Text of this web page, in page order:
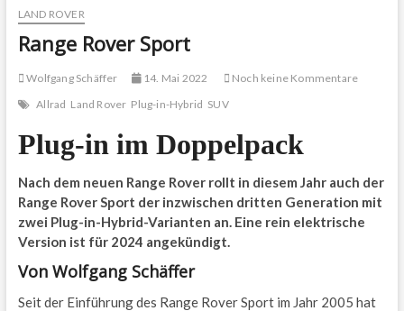
LAND ROVER
Range Rover Sport
Wolfgang Schäffer 14. Mai 2022
Noch keine Kommentare
Allrad Land Rover Plug-in-Hybrid SUV
Plug-in im Doppelpack
Nach dem neuen Range Rover rollt in diesem Jahr auch der
Range Rover Sport der inzwischen dritten Generation mit
zwei Plug-in-Hybrid-Varianten an. Eine rein elektrische
Version ist für 2024 angekündigt.
Von Wolfgang Schäffer
Seit der Einführung des Range Rover Sport im Jahr 2005 hat